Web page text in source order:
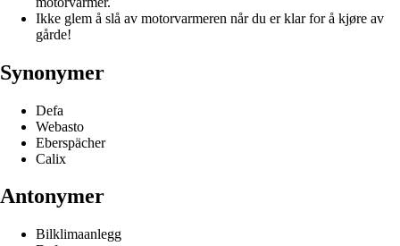
Ikke glem å slå av motorvarmeren når du er klar for å kjøre av
gårde!
Synonymer
Defa
Webasto
Eberspächer
Calix
Antonymer
Bilklimaanlegg